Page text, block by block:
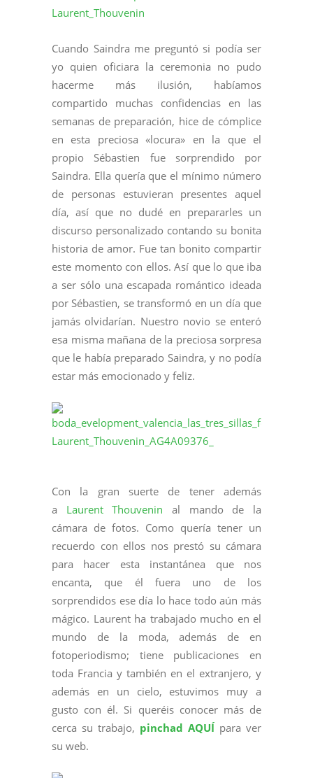
Cuando Saindra me preguntó si podía ser
yo quien oficiara la ceremonia no pudo
hacerme más ilusión, habíamos
compartido muchas confidencias en las
semanas de preparación, hice de cómplice
en esta preciosa «locura» en la que el
propio Sébastien fue sorprendido por
Saindra. Ella quería que el mínimo número
de personas estuvieran presentes aquel
día, así que no dudé en prepararles un
discurso personalizado contando su bonita
historia de amor. Fue tan bonito compartir
este momento con ellos. Así que lo que iba
a ser sólo una escapada romántico ideada
por Sébastien, se transformó en un día que
jamás olvidarían. Nuestro novio se enteró
esa misma mañana de la preciosa sorpresa
que le había preparado Saindra, y no podía
estar más emocionado y feliz.
Con la gran suerte de tener además
a Laurent Thouvenin al mando de la
cámara de fotos. Como quería tener un
recuerdo con ellos nos prestó su cámara
para hacer esta instantánea que nos
encanta, que él fuera uno de los
sorprendidos ese día lo hace todo aún más
mágico. Laurent ha trabajado mucho en el
mundo de la moda, además de en
fotoperiodismo; tiene publicaciones en
toda Francia y también en el extranjero, y
además en un cielo, estuvimos muy a
gusto con él. Si queréis conocer más de
cerca su trabajo, pinchad AQUÍ para ver
su web.